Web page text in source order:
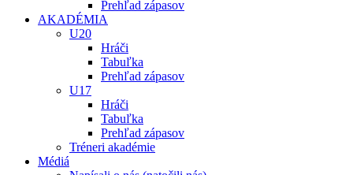
Prehľad zápasov
AKADÉMIA
U20
Hráči
Tabuľka
Prehľad zápasov
U17
Hráči
Tabuľka
Prehľad zápasov
Tréneri akadémie
Médiá